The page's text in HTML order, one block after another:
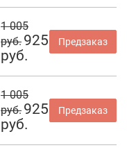
1 005
руб. 925
руб.
Предзаказ
1 005
руб. 925
руб.
Предзаказ